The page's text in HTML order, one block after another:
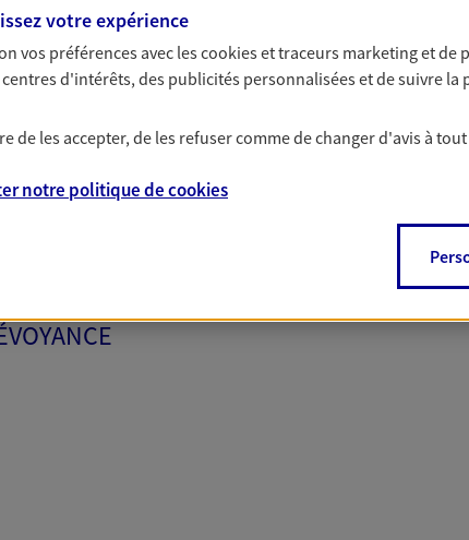
nos solutions AXA
PARTICULIERS
votre expérience
vos préférences avec lescookies et traceurs marketing et de
centres d'intérêts, des publicités personnalisées et de suivre la
de les accepter, de les refuser comme de changer d'avis à
notre politique decookies